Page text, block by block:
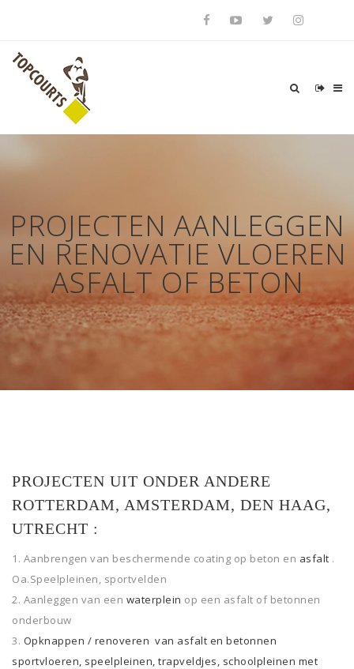
PROJECTEN AANLEGGEN
EN RENOVATIE VLOEREN
ASFALT OF BETON
PROJECTEN UIT ONDER ANDERE
ROTTERDAM, AMSTERDAM, DEN HAAG,
UTRECHT :
Aanbrengen van beschermende coating op beton en asfalt .
Oa.Speelpleinen, sportvelden
Aanleggen van een waterplein op een asfalt of betonnen
onderbouw
Opknappen / renoveren van asfalt en betonnen
sportvloeren, speelpleinen, trapveldjes, schoolpleinen met